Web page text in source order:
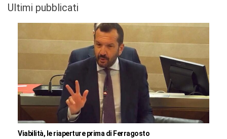
Ultimi pubblicati
Viabilità, le riaperture prima di Ferragosto